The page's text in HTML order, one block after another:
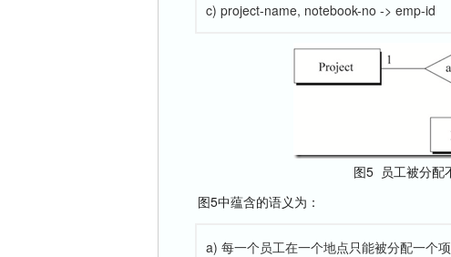
c) project-name, notebook-no -> emp-id
图5 员工被分配
图5中蕴含的语义为：
a) 每一个员工在一个地点只能被分配一个